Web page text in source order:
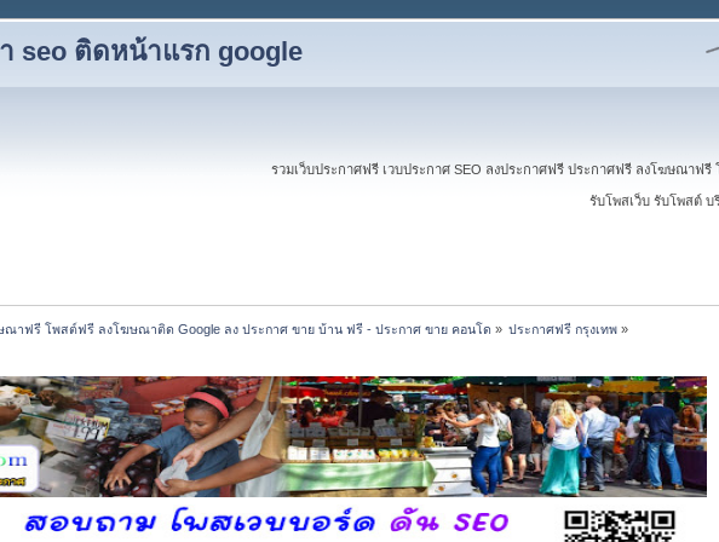
seo ติดหน้าแรก google
รวมเว็บประกาศฟรี เวบประกาศ SEO ลงประกาศฟรี ประกาศฟรี ลงโฆษณาฟ
รับโพสเว็บ รับโพสต์
ณาฟรี โพสต์ฟรี ลงโฆษณาติด Google ลง ประกาศ ขาย บ้าน ฟรี - ประกาศ ขาย คอนโด » ประกาศฟรี กรุงเทพ»